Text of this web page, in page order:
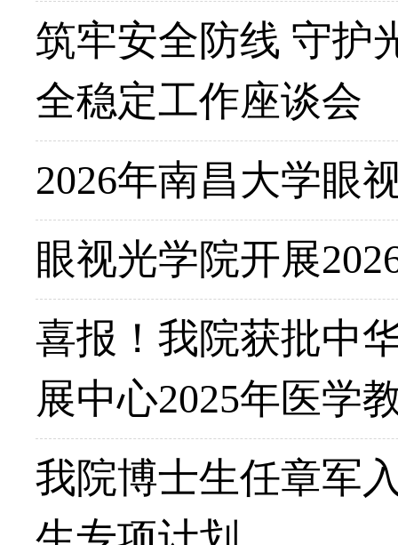
筑牢安全防线 守
全稳定工作座谈会
2026年南昌大学眼
眼视光学院开展
喜报！我院获批中
展中心2025年医学
我院博士生任章军